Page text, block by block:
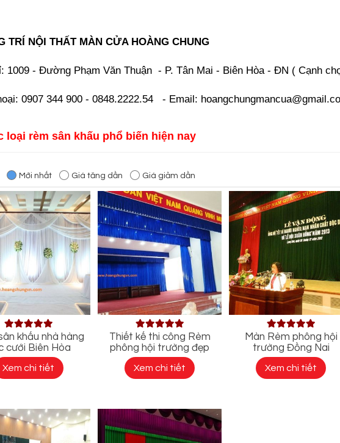
TRÍ NỘI THẤT MÀN CỬA HOÀNG CHUNG
1009 - Đường Phạm Văn Thuận - P. Tân Mai - Biên Hòa - ĐN ( Cạnh
0907 344 900 - 0848.2222.54 - Email:
loại rèm sân khấu phổ biến hiện nay
Mới nhất Giá tăng dần Giá giảm dần
khấu nhà hàng
cưới Biên Hòa
Xem chi tiết
Thiết kế thi công Rèm
phông hội trường đẹp
Xem chi tiết
Màn Rèm phông hội
trường Đồng Nai
Xem chi tiết